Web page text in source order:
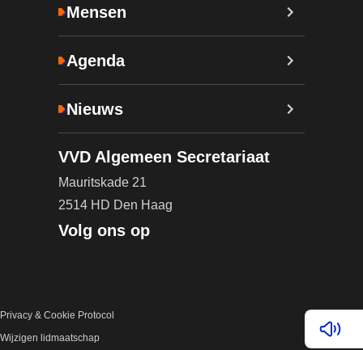
Lees
Mensen
Agenda
Nieuws
VVD Algemeen Secretariaat
Mauritskade 21
2514 HD Den Haag
Volg ons op
Privacy & Cookie Protocol
Wijzigen lidmaatschap